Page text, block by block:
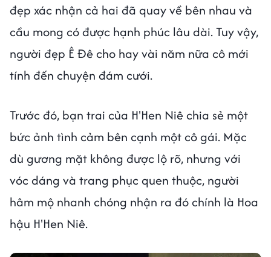
đẹp xác nhận cả hai đã quay về bên nhau và
cầu mong có được hạnh phúc lâu dài. Tuy vậy,
người đẹp Ê Đê cho hay vài năm nữa cô mới
tính đến chuyện đám cưới.
Trước đó, bạn trai của H'Hen Niê chia sẻ một
bức ảnh tình cảm bên cạnh một cô gái. Mặc
dù gương mặt không được lộ rõ, nhưng với
vóc dáng và trang phục quen thuộc, người
hâm mộ nhanh chóng nhận ra đó chính là Hoa
hậu H'Hen Niê.